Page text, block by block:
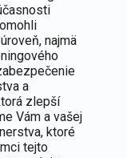
najmä
a
zlepší
Vám a vašej
ktoré
tejto